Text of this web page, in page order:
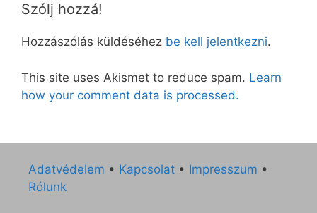
Szólj hozzá!
Hozzászólás küldéséhez be kell jelentkezni.
This site uses Akismet to reduce spam. Learn
how your comment data is processed.
Adatvédelem • Kapcsolat • Impresszum •
Rólunk